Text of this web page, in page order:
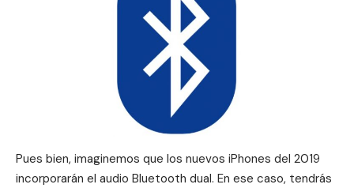
Pues bien, imaginemos que los nuevos iPhones del 2019
incorporarán el audio Bluetooth dual. En ese caso, tendrás